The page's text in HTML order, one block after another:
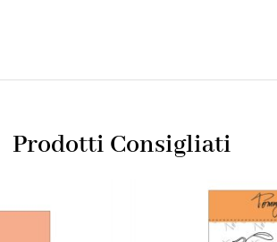
Prodotti Consigliati